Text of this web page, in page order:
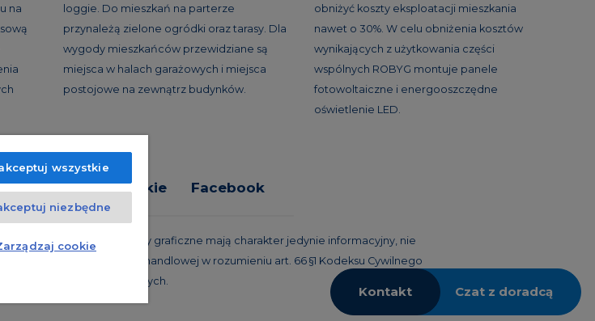
na
loggie. Do mieszkań na parterze
przynależą zielone ogródki oraz tarasy. Dla
wygody mieszkańców przewidziane są
miejsca w halach garażowych i miejsca
postojowe na zewnątrz budynków.
obniżyć koszty eksploatacji mieszkania
nawet o 30%. W celu obniżenia kosztów
wynikających z użytkowania części
wspólnych ROBYG montuje panele
fotowoltaiczne i energooszczędne
oświetlenie LED.
Relacje inwestorskie Facebook
i przedstawione materiały graficzne mają charakter jedynie informacyjny, nie
stanowią również oferty handlowej w rozumieniu art. 66 §1 Kodeksu Cywilnego
przepisów prawnych.
Kontakt Czat z doradcą
wszystkie
niezbędne
cookie